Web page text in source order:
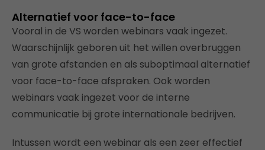
Alternatief voor face-to-face
Vooral in de VS worden webinars vaak ingezet.
Waarschijnlijk geboren uit het willen overbruggen
van grote afstanden en als suboptimaal alternatief
voor face-to-face afspraken. Ook worden
webinars vaak ingezet voor de interne
communicatie bij grote internationale bedrijven.
Intussen wordt een webinar als een zeer effectief